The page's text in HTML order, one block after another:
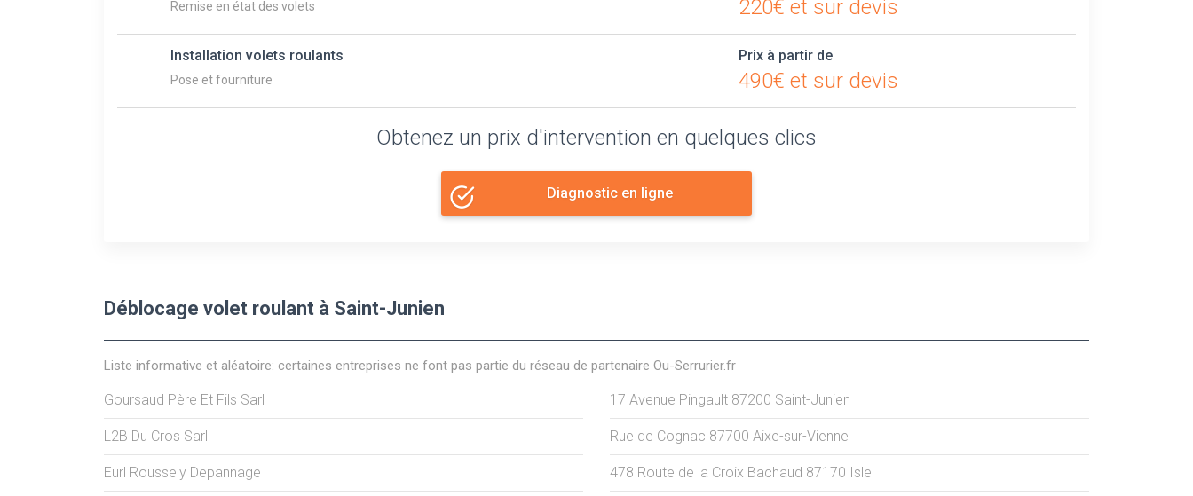
Remise en état des volets 220€ et sur devis
Installation volets roulants
Pose et fourniture
Prix à partir de
490€ et sur devis
Obtenez un prix d'intervention en quelques clics
Diagnostic en ligne
Déblocage volet roulant à Saint-Junien
Liste informative et aléatoire: certaines entreprises ne font pas partie du réseau de partenaire Ou-Serrurier.fr
Goursaud Père Et Fils Sarl 17 Avenue Pingault 87200 Saint-Junien
L2B Du Cros Sarl Rue de Cognac 87700 Aixe-sur-Vienne
Eurl Roussely Depannage 478 Route de la Croix Bachaud 87170 Isle